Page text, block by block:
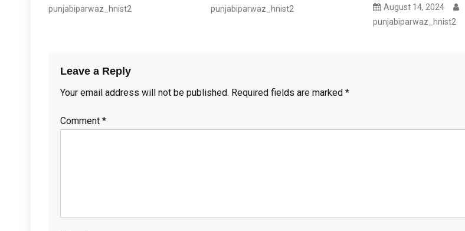
punjabiparwaz_hnist2
punjabiparwaz_hnist2
August 14, 2024
punjabiparwaz_hnist2
Leave a Reply
Your email address will not be published. Required fields are marked *
Comment *